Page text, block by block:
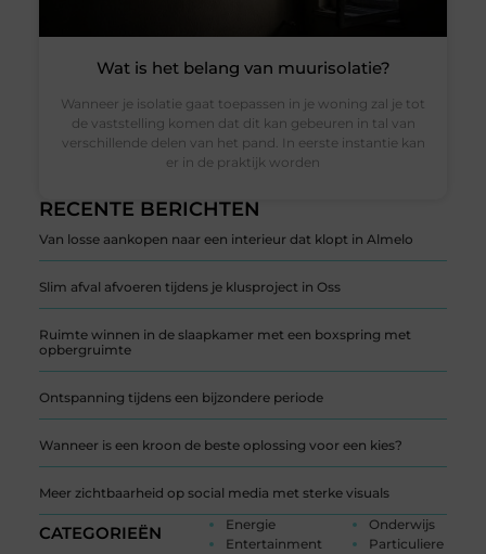
RECENTE BERICHTEN
Van losse aankopen naar een interieur dat klopt in Almelo
Slim afval afvoeren tijdens je klusproject in Oss
Ruimte winnen in de slaapkamer met een boxspring met
opbergruimte
Ontspanning tijdens een bijzondere periode
Wanneer is een kroon de beste oplossing voor een kies?
Meer zichtbaarheid op social media met sterke visuals
CATEGORIEËN
Energie
Entertainment
Onderwijs
Particuliere
Wat is het belang van muurisolatie?
Wanneer je isolatie gaat toepassen in je woning zal je tot
de vaststelling komen dat dit kan gebeuren in tal van
verschillende delen van het pand. In eerste instantie kan
er in de praktijk worden